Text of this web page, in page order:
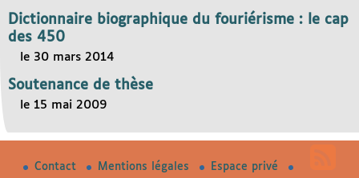
Dictionnaire biographique du fouriérisme : le cap
des 450
le 30 mars 2014
Soutenance de thèse
le 15 mai 2009
Contact Mentions légales Espace privé